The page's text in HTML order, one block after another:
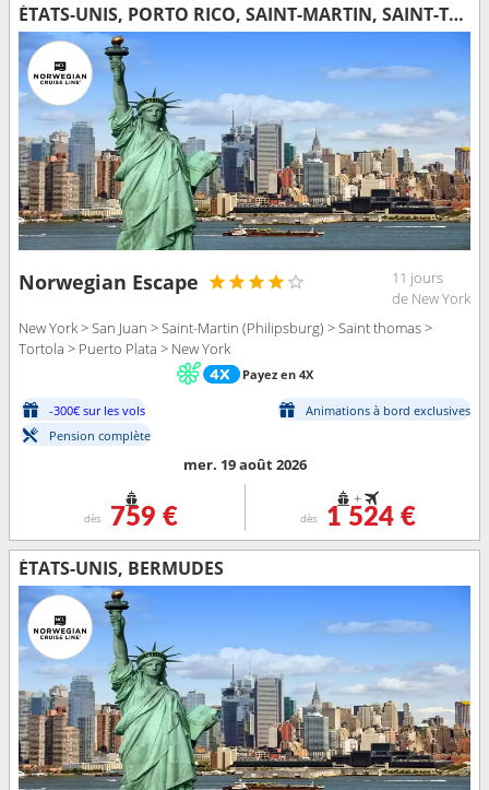
ÉTATS-UNIS, PORTO RICO, SAINT-MARTIN, SAINT-THOMAS, TORTOLA, RÉPUBLIQUE DOMINICAINE
Norwegian Escape
11 jours
de New York
New York > San Juan > Saint-Martin (Philipsburg) > Saint thomas >
Tortola > Puerto Plata > New York
Payez en 4X
-300€ sur les vols
Animations à bord exclusives
Pension complète
mer. 19 août 2026
dès 759 €
+
dès 1 524 €
ÉTATS-UNIS, BERMUDES